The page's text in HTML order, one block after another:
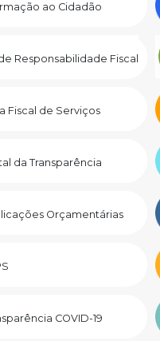
ao Cidadão
Responsabilidade Fiscal
Fiscal de Serviços
da Transparência
Orçamentárias
COVID-19